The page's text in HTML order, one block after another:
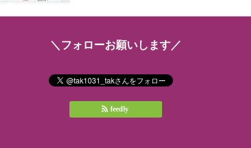
＼フォローお願いします／
feedly